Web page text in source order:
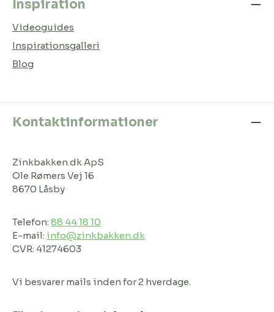
Inspiration
Videoguides
Inspirationsgalleri
Blog
Kontaktinformationer
Zinkbakken.dk ApS
Ole Rømers Vej 16
8670 Låsby
Telefon: 88 44 18 10
E-mail: info@zinkbakken.dk
CVR: 41274603
Vi besvarer mails inden for 2 hverdage.